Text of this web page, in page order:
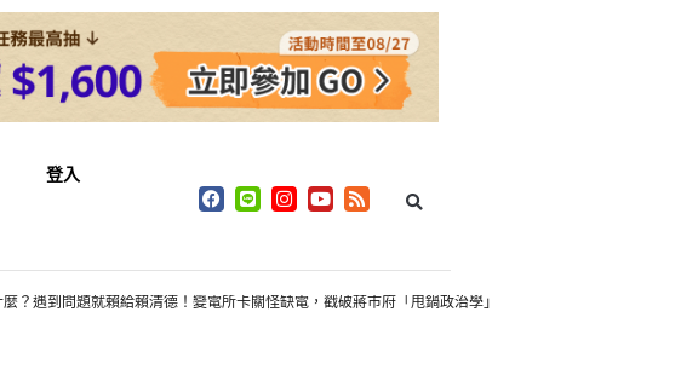
登入
？遇到問題就賴給賴清德！變電所卡關怪缺電，戳破蔣市府「甩鍋政治學」